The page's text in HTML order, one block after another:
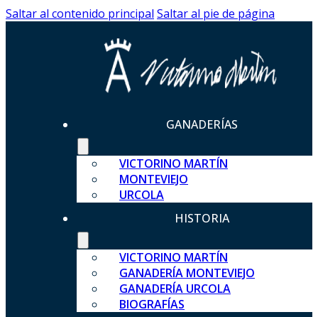
Saltar al contenido principal Saltar al pie de página
GANADERÍAS
VICTORINO MARTÍN
MONTEVIEJO
URCOLA
HISTORIA
VICTORINO MARTÍN
GANADERÍA MONTEVIEJO
GANADERÍA URCOLA
BIOGRAFÍAS